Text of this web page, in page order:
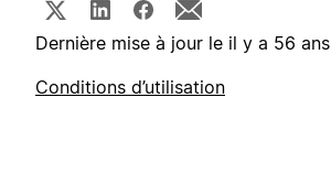
Dernière mise à jour le il y a 56 ans
Conditions d’utilisation